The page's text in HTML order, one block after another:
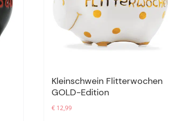
Kleinschwein Flitterwochen
GOLD-Edition
€ 12,99